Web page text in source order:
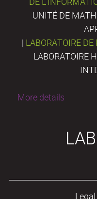
UNITÉ DE
| LABORATOIRE
LABORATOIRE
More details